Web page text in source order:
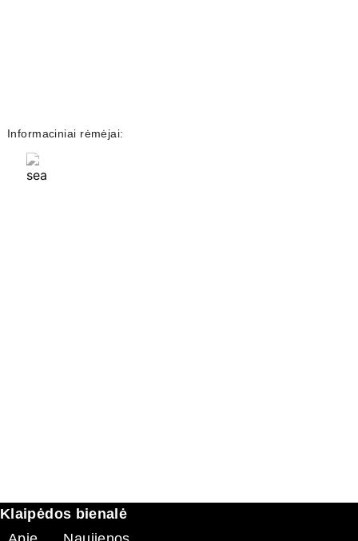
Informaciniai rėmėjai:
Klaipėdos bienalė